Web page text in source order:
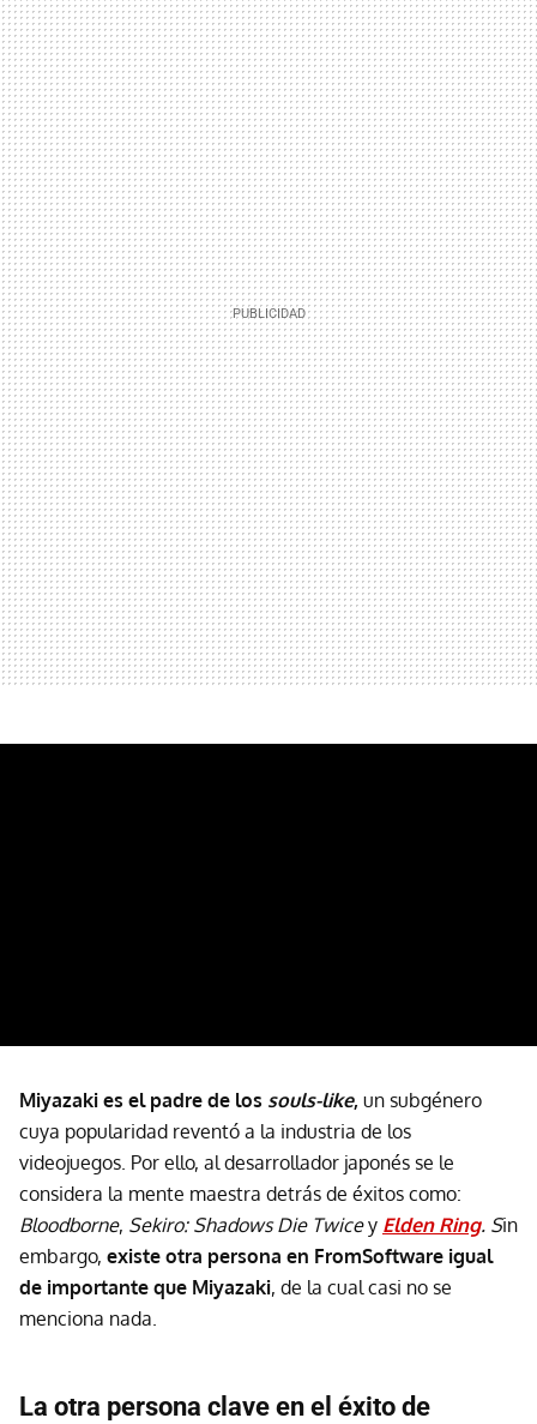
Miyazaki es el padre de los souls-like, un subgénero
cuya popularidad reventó a la industria de los
videojuegos. Por ello, al desarrollador japonés se le
considera la mente maestra detrás de éxitos como:
Bloodborne, Sekiro: Shadows Die Twicey Elden Ring. Sin
embargo, existe otra persona en FromSoftware igual
de importante que Miyazaki, de la cual casi no se
menciona nada.
La otra persona clave en el éxito de